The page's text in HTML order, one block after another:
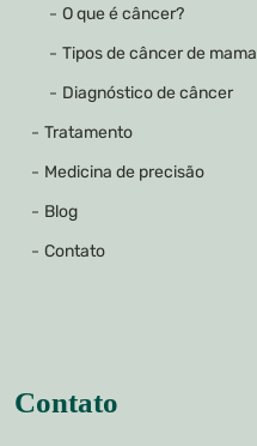
O que é câncer?
Tipos de câncer de mama
Diagnóstico de câncer
Tratamento
Medicina de precisão
Blog
Contato
Contato